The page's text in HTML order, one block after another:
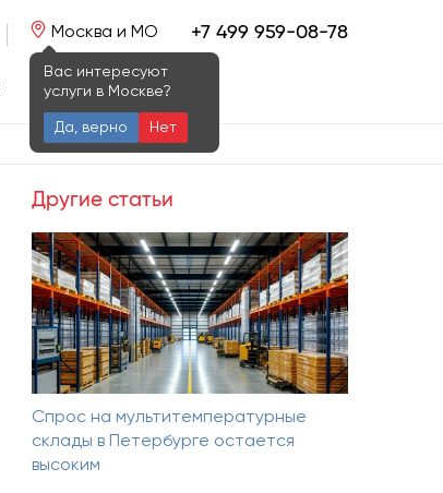
Москва и МО
Вас интересуют
услуги в Москве?
Да, верно Нет
+7 499 959-08-78
Другие статьи
Спрос на мультитемпературные
склады в Петербурге остается
высоким